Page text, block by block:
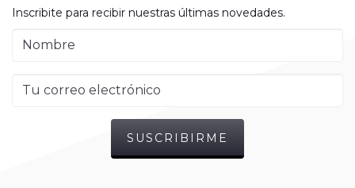
Inscribite para recibir nuestras últimas novedades.